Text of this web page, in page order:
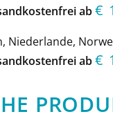
ab€
Niederlande,
ab€